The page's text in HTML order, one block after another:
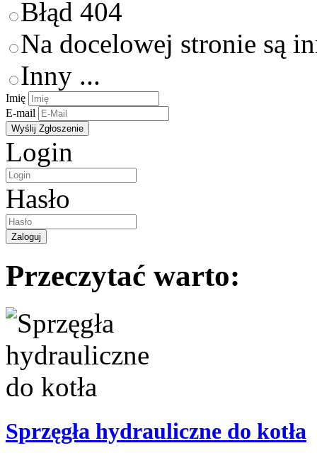
Błąd 404
Na docelowej stronie są
Inny ...
Imię
E-mail
Login
Hasło
Przeczytać warto:
Sprzęgła hydrauliczne do kotła